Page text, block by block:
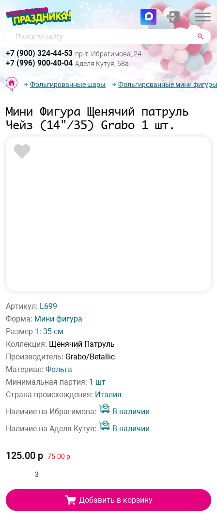
Поиск по сайту
+7 (900) 324-44-53 пр-т. Ибрагимова, 24
+7 (996) 900-40-04 Аделя Кутуя, 68а
Фольгированные шары Фольгированные мини фигуры
Мини Фигура Щенячий патруль
Чейз (14"/35) Grabo 1 шт.
Артикул: L699
Форма: Мини фигура
Размер 1: 35 см
Коллекция: Щенячий Патруль
Производитель: Grabo/Betallic
Материал: Фольга
Минимальная партия: 1 шт
Страна происхождения: Италия
Наличие на Ибрагимова:
В наличии
Наличие на Аделя Кутуя:
В наличии
125.00 р 75.00 р
Добавить в корзину